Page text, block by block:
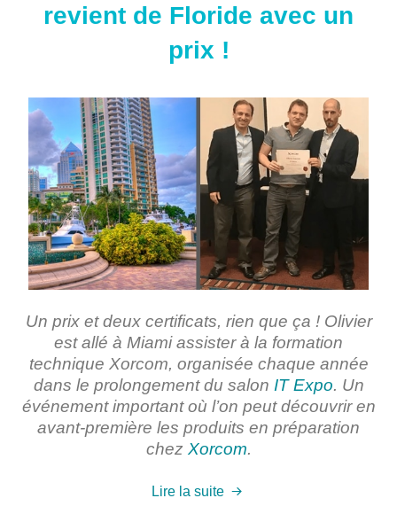
revient de Floride avec un
prix !
Un prix et deux certificats, rien que ça ! Olivier
est allé à Miami assister à la formation
technique Xorcom, organisée chaque année
dans le prolongement du salon IT Expo. Un
événement important où l’on peut découvrir en
avant-première les produits en préparation
chez Xorcom.
Lire la suite